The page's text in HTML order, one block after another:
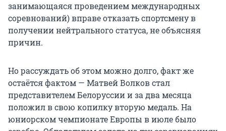
занимающаяся проведением международных
соревнований) вправе отказать спортсмену в
получении нейтрального статуса, не объясняя
причин.
Но рассуждать об этом можно долго, факт же
остаётся фактом — Матвей Волков стал
представителем Белоруссии и за два месяца
положил в свою копилку вторую медаль. На
юниорском чемпионате Европы в июле было